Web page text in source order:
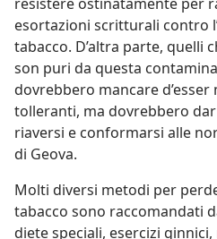
esortazioni scritturali contro
tabacco. D’altra parte, quelli
son puri da questa
dovrebbero mancare
tolleranti, ma dovrebbero
riaversi e conformarsi alle
di Geova.
Molti diversi metodi per
tabacco sono raccomandati
diete speciali, esercizi